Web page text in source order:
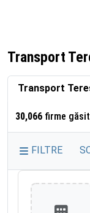
Transport
Transport
30,066 firme
FILTRE